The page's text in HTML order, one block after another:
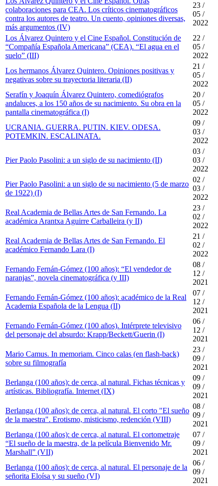
colaboraciones para CEA. Los críticos cinematográficos
contra los autores de teatro. Un cuento, opiniones diversas,
más argumentos (IV)
23 /
05 /
2022
Los Álvarez Quintero y el Cine Español. Constitución de
“Compañía Española Americana” (CEA). “El agua en el
suelo” (III)
22 /
05 /
2022
Los hermanos Álvarez Quintero. Opiniones positivas y
negativas sobre su trayectoria literaria (II)
21 /
05 /
2022
Serafín y Joaquín Álvarez Quintero, comediógrafos
andaluces, a los 150 años de su nacimiento. Su obra en la
pantalla cinematográfica (I)
20 /
05 /
2022
UCRANIA. GUERRA. PUTIN. KIEV. ODESA.
POTEMKIN. ESCALINATA.
09 /
03 /
2022
Pier Paolo Pasolini: a un siglo de su nacimiento (II)
03 /
03 /
2022
Pier Paolo Pasolini: a un siglo de su nacimiento (5 de marzo
de 1922) (I)
02 /
03 /
2022
Real Academia de Bellas Artes de San Fernando. La
académica Arantxa Aguirre Carballeira (y II)
23 /
02 /
2022
Real Academia de Bellas Artes de San Fernando. El
académico Fernando Lara (I)
21 /
02 /
2022
Fernando Fernán-Gómez (100 años): “El vendedor de
naranjas”, novela cinematográfica (y III)
08 /
12 /
2021
Fernando Fernán-Gómez (100 años): académico de la Real
Academia Española de la Lengua (II)
07 /
12 /
2021
Fernando Fernán-Gómez (100 años). Intérprete televisivo
del personaje del absurdo: Krapp/Beckett/Guerin (I)
06 /
12 /
2021
Mario Camus. In memoriam. Cinco calas (en flash-back)
sobre su filmografía
23 /
09 /
2021
Berlanga (100 años): de cerca, al natural. Fichas técnicas y
artísticas. Bibliografía. Internet (IX)
09 /
09 /
2021
Berlanga (100 años): de cerca, al natural. El corto "El sueño
de la maestra". Erotismo, misticismo, redención (VIII)
08 /
09 /
2021
Berlanga (100 años): de cerca, al natural. El cortometraje
“El sueño de la maestra, de la película Bienvenido Mr.
Marshall” (VII)
07 /
09 /
2021
Berlanga (100 años): de cerca, al natural. El personaje de la
señorita Eloísa y su sueño (VI)
06 /
09 /
2021